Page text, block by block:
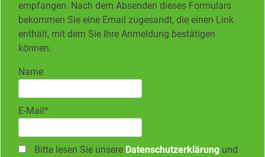
empfangen. Nach dem Absenden dieses Formulars
bekommen Sie eine Email zugesandt, die einen Link
enthält, mit dem Sie Ihre Anmeldung bestätigen
können.
Name
E-Mail*
Bitte lesen Sie unsere Datenschutzerklärung und